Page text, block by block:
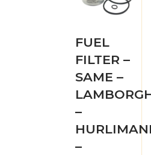
FUEL
FILTER –
SAME –
–
–